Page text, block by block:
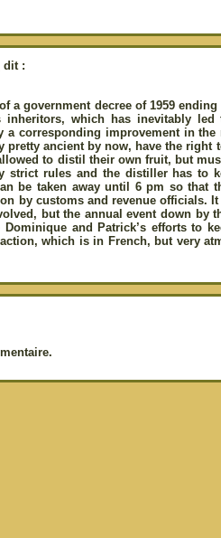
dit :
government decree of 1959 ending
which has inevitably led
corresponding improvement in the
ancient by now, have the right
to distil their own fruit, but
strict rules and the distiller has to
be taken away until 6 pm so that
by customs and revenue officials.
but the annual event down by
and Patrick’s efforts to
which is in French, but very